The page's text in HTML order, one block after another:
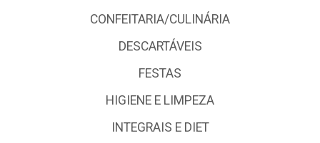
CONFEITARIA/CULINÁRIA
DESCARTÁVEIS
FESTAS
HIGIENE E LIMPEZA
INTEGRAIS E DIET